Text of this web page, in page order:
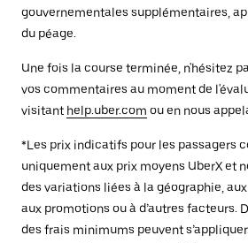
gouvernementales supplémentaires,
du péage.
Une fois la course terminée, n'hésitez
vos commentaires au moment de
visitant help.uber.com ou en nous
*Les prix indicatifs pour les passagers
uniquement aux prix moyens UberX et
des variations liées à la géographie,
aux promotions ou à d’autres facteurs.
des frais minimums peuvent